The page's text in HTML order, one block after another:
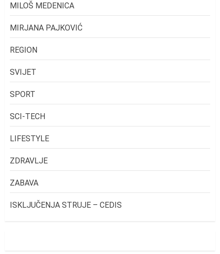
MILOŠ MEDENICA
MIRJANA PAJKOVIĆ
REGION
SVIJET
SPORT
SCI-TECH
LIFESTYLE
ZDRAVLJE
ZABAVA
ISKLJUČENJA STRUJE – CEDIS